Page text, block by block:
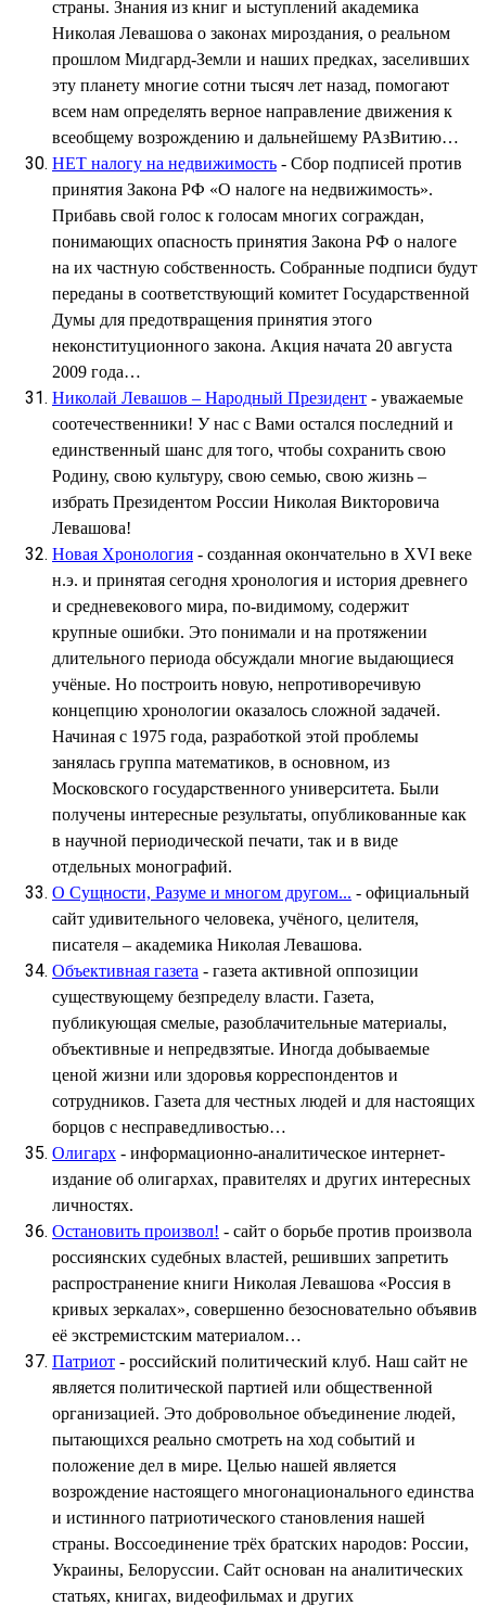
страны. Знания из книг и ыступлений академика
Николая Левашова о законах мироздания, о реальном
прошлом Мидгард-Земли и наших предках, заселивших
эту планету многие сотни тысяч лет назад, помогают
всем нам определять верное направление движения к
всеобщему возрождению и дальнейшему РАзВитию…
НЕТ налогу на недвижимость - Сбор подписей против
принятия Закона РФ «О налоге на недвижимость».
Прибавь свой голос к голосам многих сограждан,
понимающих опасность принятия Закона РФ о налоге
на их частную собственность. Собранные подписи будут
переданы в соответствующий комитет Государственной
Думы для предотвращения принятия этого
неконституционного закона. Акция начата 20 августа
2009 года…
Николай Левашов – Народный Президент - уважаемые
соотечественники! У нас с Вами остался последний и
единственный шанс для того, чтобы сохранить свою
Родину, свою культуру, свою семью, свою жизнь –
избрать Президентом России Николая Викторовича
Левашова!
Новая Хронология - созданная окончательно в XVI веке
н.э. и принятая сегодня хронология и история древнего
и средневекового мира, по-видимому, содержит
крупные ошибки. Это понимали и на протяжении
длительного периода обсуждали многие выдающиеся
учёные. Но построить новую, непротиворечивую
концепцию хронологии оказалось сложной задачей.
Начиная с 1975 года, разработкой этой проблемы
занялась группа математиков, в основном, из
Московского государственного университета. Были
получены интересные результаты, опубликованные как
в научной периодической печати, так и в виде
отдельных монографий.
О Сущности, Разуме и многом другом... - официальный
сайт удивительного человека, учёного, целителя,
писателя – академика Николая Левашова.
Объективная газета - газета активной оппозиции
существующему безпределу власти. Газета,
публикующая смелые, разоблачительные материалы,
объективные и непредвзятые. Иногда добываемые
ценой жизни или здоровья корреспондентов и
сотрудников. Газета для честных людей и для настоящих
борцов с несправедливостью…
Олигарх - информационно-аналитическое интернет-
издание об олигархах, правителях и других интересных
личностях.
Остановить произвол! - сайт о борьбе против произвола
россиянских судебных властей, решивших запретить
распространение книги Николая Левашова «Россия в
кривых зеркалах», совершенно безосновательно объявив
её экстремистским материалом…
Патриот - российский политический клуб. Наш сайт не
является политической партией или общественной
организацией. Это добровольное объединение людей,
пытающихся реально смотреть на ход событий и
положение дел в мире. Целью нашей является
возрождение настоящего многонационального единства
и истинного патриотического становления нашей
страны. Воссоединение трёх братских народов: России,
Украины, Белоруссии. Сайт основан на аналитических
статьях, книгах, видеофильмах и других